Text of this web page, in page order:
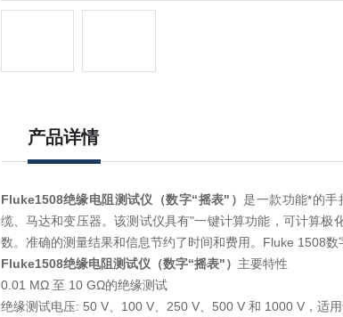
产品详情
Fluke1508绝缘电阻测试仪（数字“摇表"）是一款功能*的手
缆、马达和变压器。该测试仪具有"一键计算功能，可计算
数。准确的测量结果和信息节约了时间和费用。Fluke 1508数
Fluke1508绝缘电阻测试仪（数字“摇表"） 主要特性
0.01 MΩ 至 10 GΩ的绝缘测试
绝缘测试电压: 50 V、100 V、250 V、500 V 和 1000 V，适